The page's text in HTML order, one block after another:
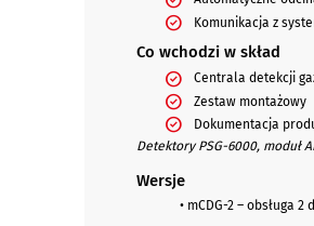
Komunikacja z
Co wchodzi w skład
Centrala detekcji
Zestaw montażowy
Dokumentacja
Detektory PSG-6000, moduł
Wersje
• mCDG-2 – obsługa